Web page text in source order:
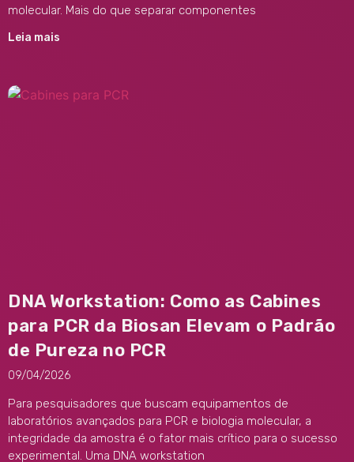
molecular. Mais do que separar componentes
Leia mais
DNA Workstation: Como as Cabines
para PCR da Biosan Elevam o Padrão
de Pureza no PCR
09/04/2026
Para pesquisadores que buscam equipamentos de
laboratórios avançados para PCR e biologia molecular, a
integridade da amostra é o fator mais crítico para o sucesso
experimental. Uma DNA workstation